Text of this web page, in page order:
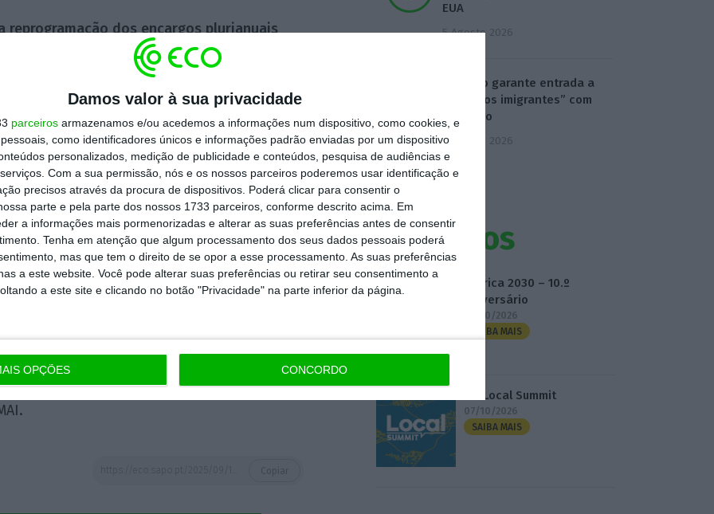
Damos valor à sua privacidade
parceiros armazenamos e/ou acedemos a informações num dispositivo, como cookies, e
como identificadores únicos e informações padrão enviadas por um dispositivo
personalizados, medição de publicidade e conteúdos, pesquisa de audiências e
Com a sua permissão, nós e os nossos parceiros poderemos usar identificação e
precisos através da procura de dispositivos. Poderá clicar para consentir o
parte e pela parte dos nossos 1733 parceiros, conforme descrito acima. Em
a informações mais pormenorizadas e alterar as suas preferências antes de consentir
Tenha em atenção que algum processamento dos seus dados pessoais poderá
mas que tem o direito de se opor a esse processamento. As suas preferências
a este website. Você pode alterar suas preferências ou retirar seu consentimento a
a este site e clicando no botão "Privacidade" na parte inferior da página.
OPÇÕES CONCORDO
reprogramação dos encargos plurianuais
e 2020,
passam a estender-se entre 2018 e
cláusulas contratuais estabelecidas, em
do contrato, como é habitual neste tipo
ministério liderado por Maria Lúcia Amaral.
resultantes da aquisição dos
os 6.900 euros em 2019; 16.800 euros
os 26.000 euros necessários à
serão suportados pelo orçamento da
acresce ainda o valor do IVAnos termos
pode vir a aumentar. “Só após a conclusão
apurar o montante do investimento a
se, então para a realização da
EUA
5 Agosto 2026
Ministro garante entrada a
“todos os imigrantes” com
emprego
5 Agosto 2026
Eventos
Fábrica 2030 – 10.º
Aniversário
14/10/2026
SAIBA MAIS
3.º Local Summit
07/10/2026
SAIBA MAIS